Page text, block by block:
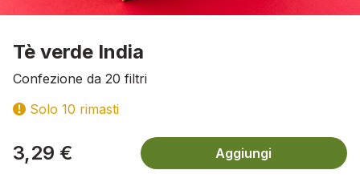
Tè verde India
Confezione da 20 filtri
Solo 10 rimasti
3,29 € Aggiungi